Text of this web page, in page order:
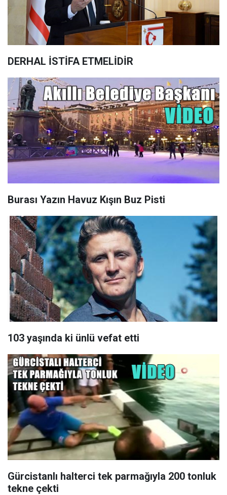
DERHAL İSTİFA ETMELİDİR
Burası Yazın Havuz Kışın Buz Pisti
103 yaşında ki ünlü vefat etti
Gürcistanlı halterci tek parmağıyla 200 tonluk
tekne çekti